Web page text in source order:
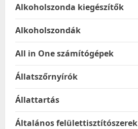
Alkoholszonda kiegészítők
Alkoholszondák
All in One számítógépek
Állatszőrnyírók
Állattartás
Általános felülettisztítószerek